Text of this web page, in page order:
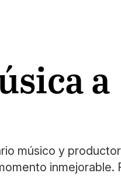
a
músico y
inmejorable.